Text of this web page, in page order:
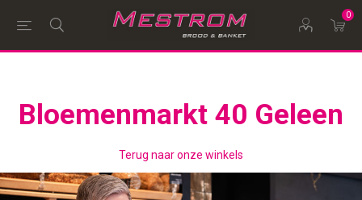
0
Bloemenmarkt 40 Geleen
Terug naar onze winkels